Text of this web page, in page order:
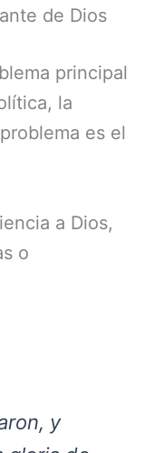
de Dios
principal
la
es el
a Dios,
o
y